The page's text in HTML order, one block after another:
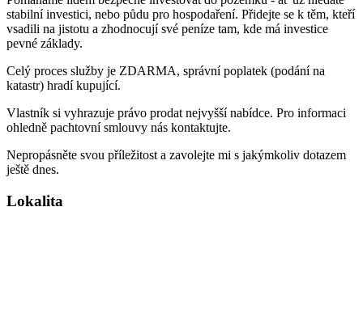
stabilní investici, nebo půdu pro hospodaření. Přidejte se k těm, kteří
vsadili na jistotu a zhodnocují své peníze tam, kde má investice
pevné základy.
Celý proces služby je ZDARMA, správní poplatek (podání na
katastr) hradí kupující.
Vlastník si vyhrazuje právo prodat nejvyšší nabídce. Pro informaci
ohledně pachtovní smlouvy nás kontaktujte.
Nepropásněte svou příležitost a zavolejte mi s jakýmkoliv dotazem
ještě dnes.
Lokalita